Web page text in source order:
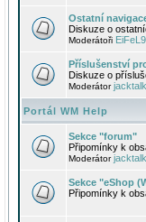
Ostatní
Diskuze o
Moderátoři
Příslušenství
Diskuze o
Moderátor
Portál WM Help
Sekce "forum"
Připomínky k
Moderátor
Sekce "eShop
Připomínky k